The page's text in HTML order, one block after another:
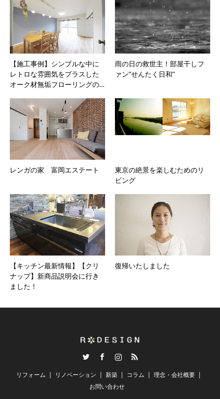
【施工事例】シンプルな中に
レトロな雰囲気をプラスした
オーク材無垢フローリングの…
雨の日の救世主！部屋干しフ
ァン”せんたく日和”
レンガの家 富岡エステート
東京の絶景を楽しむためのリ
ビング
【キッチン最新情報】【クリ
ナップ】新商品説明会に行き
ました！
復帰いたしました
InstagramRSS
リフォーム リノベーション 新築 コラム
理念・会社概要
お問い合わせ